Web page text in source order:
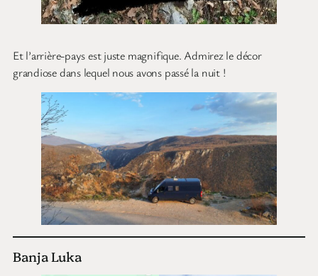
Et l’arrière-pays est juste magnifique. Admirez le décor
grandiose dans lequel nous avons passé la nuit !
Banja Luka